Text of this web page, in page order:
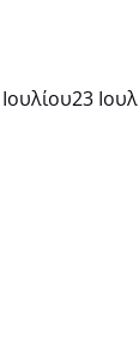
23 Ιουλ